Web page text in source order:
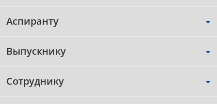
Аспиранту
Выпускнику
Сотруднику